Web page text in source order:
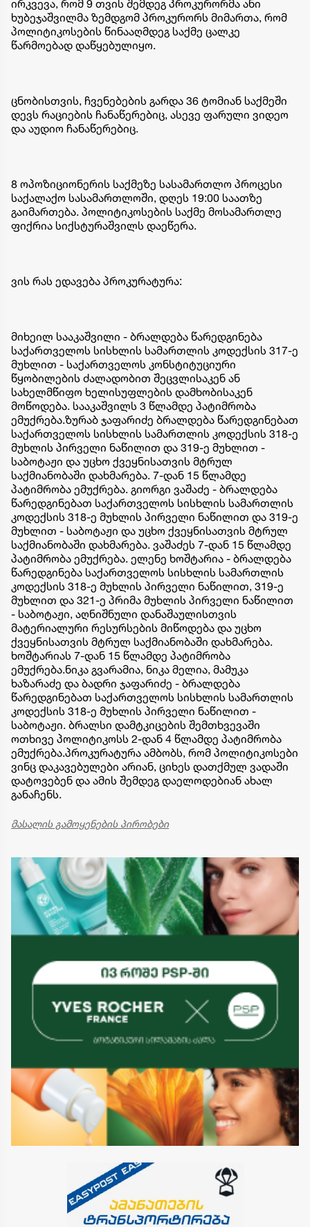
ირკვევა, რომ 9 თვის შემდეგ პროკურორმა ანი
ხუბეჯაშვილმა ზემდგომ პროკურორს მიმართა, რომ
პოლიტიკოსების წინააღმდეგ საქმე ცალკე
წარმოებად დაწყებულიყო.
ცნობისთვის, ჩვენებების გარდა 36 ტომიან საქმეში
დევს რაციების ჩანაწერებიც, ასევე ფარული ვიდეო
და აუდიო ჩანაწერებიც.
8 ოპოზიციონერის საქმეზე სასამართლო პროცესი
საქალაქო სასამართლოში, დღეს 19:00 საათზე
გაიმართება. პოლიტიკოსების საქმე მოსამართლე
ფიქრია სიქსტურაშვილს დაეწერა.
ვის რას ედავება პროკურატურა:
მიხეილ სააკაშვილი - ბრალდება წარედგინება
საქართველოს სისხლის სამართლის კოდექსის 317-ე
მუხლით - საქართველოს კონსტიტუციური
წყობილების ძალადობით შეცვლისაკენ ან
სახელმწიფო ხელისუფლების დამხობისაკენ
მოწოდება. სააკაშვილს 3 წლამდე პატიმრობა
ემუქრება.ზურაბ ჯაფარიძე ბრალდება წარედგინებათ
საქართველოს სისხლის სამართლის კოდექსის 318-ე
მუხლის პირველი ნაწილით და 319-ე მუხლით -
საბოტაჟი და უცხო ქვეყნისათვის მტრულ
საქმიანობაში დახმარება. 7-დან 15 წლამდე
პატიმრობა ემუქრება. გიორგი ვაშაძე - ბრალდება
წარედგინებათ საქართველოს სისხლის სამართლის
კოდექსის 318-ე მუხლის პირველი ნაწილით და 319-ე
მუხლით - საბოტაჟი და უცხო ქვეყნისათვის მტრულ
საქმიანობაში დახმარება. ვაშაძეს 7-დან 15 წლამდე
პატიმრობა ემუქრება. ელენე ხოშტარია - ბრალდება
წარედგინება საქართველოს სისხლის სამართლის
კოდექსის 318-ე მუხლის პირველი ნაწილით, 319-ე
მუხლით და 321-ე პრიმა მუხლის პირველი ნაწილით
- საბოტაჟი, აღნიშნული დანაშაულისთვის
მატერიალური რესურსების მიწოდება და უცხო
ქვეყნისათვის მტრულ საქმიანობაში დახმარება.
ხოშტარიას 7-დან 15 წლამდე პატიმრობა
ემუქრება.ნიკა გვარამია, ნიკა მელია, მამუკა
ხაზარაძე და ბადრი ჯაფარიძე - ბრალდება
წარედგინებათ საქართველოს სისხლის სამართლის
კოდექსის 318-ე მუხლის პირველი ნაწილით -
საბოტაჟი. ბრალსი დამტკიცების შემთხვევაში
ოთხივე პოლიტიკოსს 2-დან 4 წლამდე პატიმრობა
ემუქრება.პროკურატურა ამბობს, რომ პოლიტიკოსები
ვინც დაკავებულები არიან, ციხეს დათქმულ ვადაში
დატოვებენ და ამის შემდეგ დაელოდებიან ახალ
განაჩენს.
მასალის გამოყენების პირობები